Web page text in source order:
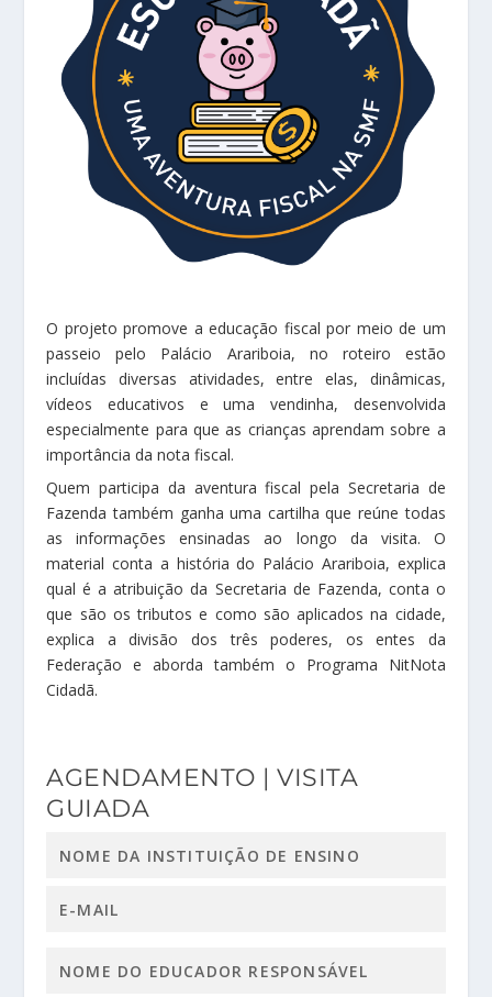
O projeto promove a educação fiscal por meio de um
passeio pelo Palácio Arariboia, no roteiro estão
incluídas diversas atividades, entre elas, dinâmicas,
vídeos educativos e uma vendinha, desenvolvida
especialmente para que as crianças aprendam sobre a
importância da nota fiscal.
Quem participa da aventura fiscal pela Secretaria de
Fazenda também ganha uma cartilha que reúne todas
as informações ensinadas ao longo da visita. O
material conta a história do Palácio Arariboia, explica
qual é a atribuição da Secretaria de Fazenda, conta o
que são os tributos e como são aplicados na cidade,
explica a divisão dos três poderes, os entes da
Federação e aborda também o Programa NitNota
Cidadã.
AGENDAMENTO | VISITA
GUIADA